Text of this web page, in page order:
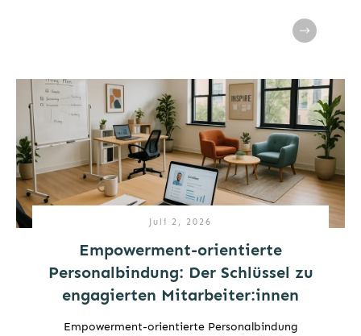
Juli 2, 2026
Empowerment-orientierte
Personalbindung: Der Schlüssel zu
engagierten Mitarbeiter:innen
Empowerment-orientierte Personalbindung